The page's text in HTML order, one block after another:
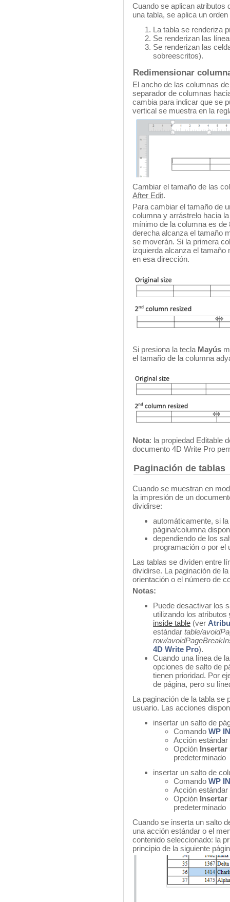
Cuando se aplican atributos
una tabla, se aplica un
La tabla se renderiza
Se renderizan las
Se renderizan las
sobreescritos).
Redimensionar
El ancho de las columnas
separador de columnas
cambia para indicar que se
vertical se muestra en la
Cambiar el tamaño de las
After Edit.
Para cambiar el tamaño de
columna y arrástrelo hacia
mínimo de la columna es
derecha alcanza el tamaño
se moverán. Si la primera
izquierda alcanza el
en esa dirección.
Si presiona la tecla Mayús
el tamaño de la columna
Nota: la propiedad Editable
documento 4D Write Pro
Paginación de tablas
Cuando se muestran en
la impresión de un
dividirse:
automáticamente, si
página/columna
dependiendo de los
programación o por
Las tablas se dividen entre
dividirse. La paginación de
orientación o el número de
Notas:
Puede desactivar los
utilizando los atributos
inside table (ver
estándar table/
row/
4D Write Pro).
Cuando una línea de
opciones de salto de
tienen prioridad. Por
de página, pero su
La paginación de la tabla se
usuario. Las acciones
insertar un salto de
Comando WP
Acción estándar
Opción Insertar
predeterminado
insertar un salto de
Comando WP
Acción estándar
Opción Insertar
predeterminado
Cuando se inserta un salto
una acción estándar o el
contenido seleccionado: la
principio de la siguiente